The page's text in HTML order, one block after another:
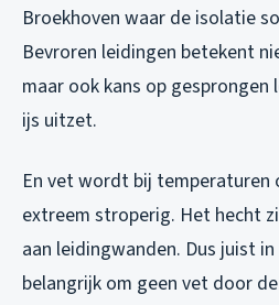
Broekhoven waar de isolatie
Bevroren leidingen betekent
maar ook kans op
ijs uitzet.
En vet wordt bij temperaturen
extreem stroperig. Het hecht
aan leidingwanden. Dus juist
belangrijk om geen vet door